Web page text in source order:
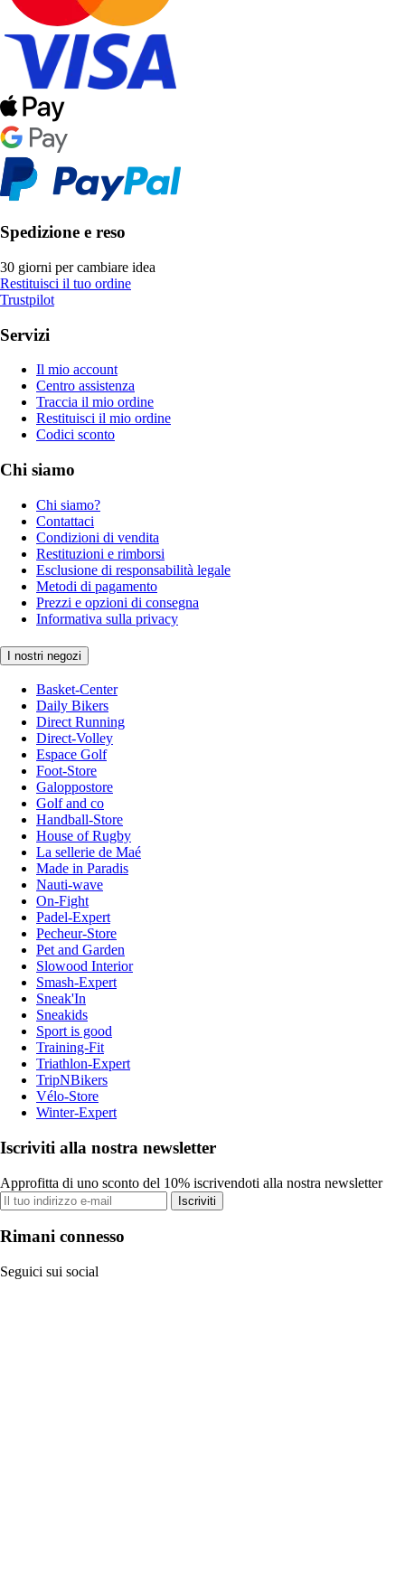
Spedizione e reso
30 giorni per cambiare idea
Restituisci il tuo ordine
Trustpilot
Servizi
Il mio account
Centro assistenza
Traccia il mio ordine
Restituisci il mio ordine
Codici sconto
Chi siamo
Chi siamo?
Contattaci
Condizioni di vendita
Restituzioni e rimborsi
Esclusione di responsabilità legale
Metodi di pagamento
Prezzi e opzioni di consegna
Informativa sulla privacy
I nostri negozi
Basket-Center
Daily Bikers
Direct Running
Direct-Volley
Espace Golf
Foot-Store
Galoppostore
Golf and co
Handball-Store
House of Rugby
La sellerie de Maé
Made in Paradis
Nauti-wave
On-Fight
Padel-Expert
Pecheur-Store
Pet and Garden
Slowood Interior
Smash-Expert
Sneak'In
Sneakids
Sport is good
Training-Fit
Triathlon-Expert
TripNBikers
Vélo-Store
Winter-Expert
Iscriviti alla nostra newsletter
Approfitta di uno sconto del 10% iscrivendoti alla nostra newsletter
Iscriviti
Rimani connesso
Seguici sui social